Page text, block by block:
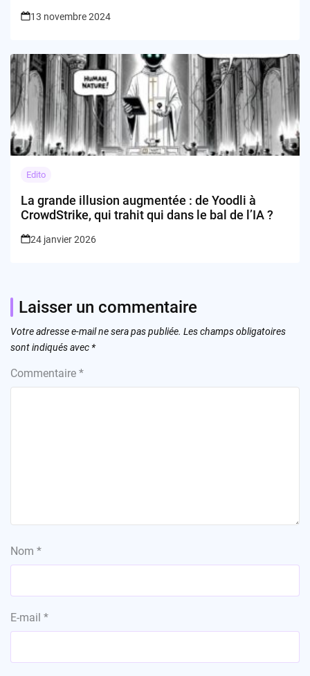
13 novembre 2024
Edito
La grande illusion augmentée : de Yoodli à
CrowdStrike, qui trahit qui dans le bal de l’IA ?
24 janvier 2026
Laisser un commentaire
Votre adresse e-mail ne sera pas publiée. Les champs obligatoires
sont indiqués avec *
Commentaire *
Nom *
E-mail *